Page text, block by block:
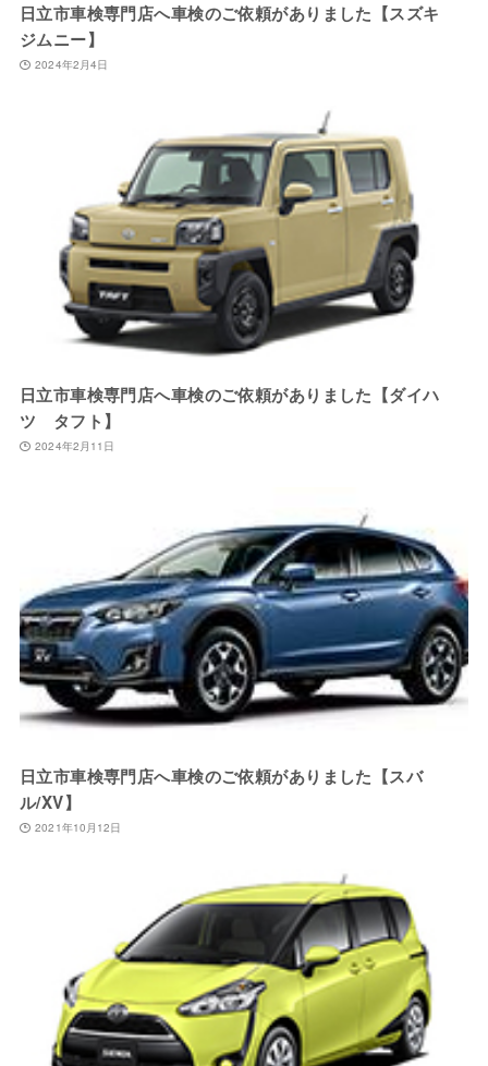
日立市車検専門店へ車検のご依頼がありました【スズキ
ジムニー】
2024年2月4日
日立市車検専門店へ車検のご依頼がありました【ダイハ
ツ タフト】
2024年2月11日
日立市車検専門店へ車検のご依頼がありました【スバ
ル/XV】
2021年10月12日